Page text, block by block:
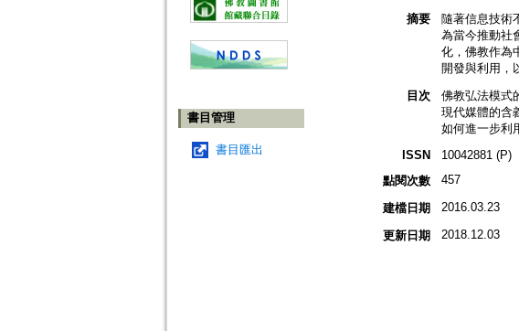
書目管理
書目匯出
摘要
隨著信息技術
為當今推動社
化，佛教作為
開發與利用，
目次
佛教弘法模式
現代媒體的含
如何進一步利
ISSN
10042881 (P)
點閱次數
457
建檔日期 2016.03.23
更新日期 2018.12.03